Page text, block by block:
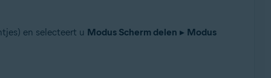
en selecteert u Modus Scherm delen ▸ Modus